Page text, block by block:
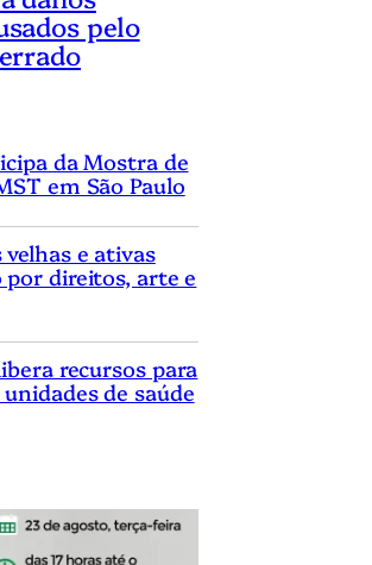
pelo
da Mostra de
em São Paulo
e ativas
direitos, arte e
recursos para
de saúde